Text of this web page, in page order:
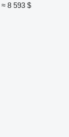
≈ 8 593 $